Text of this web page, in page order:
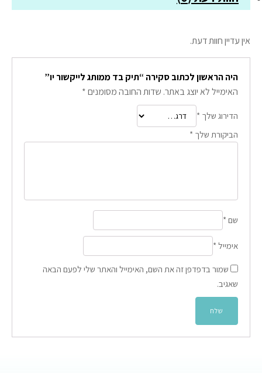
אין עדיין חוות דעת.
היה הראשון לכתוב סקירה “תיק בד ממותג לייקשור יו”
האימייל לא יוצג באתר. שדות החובה מסומנים*
הדירוג שלך *
הביקורת שלך *
שם *
אימייל *
שמור בדפדפן זה את השם, האימייל והאתר שלי לפעם הבאה
שאגיב.